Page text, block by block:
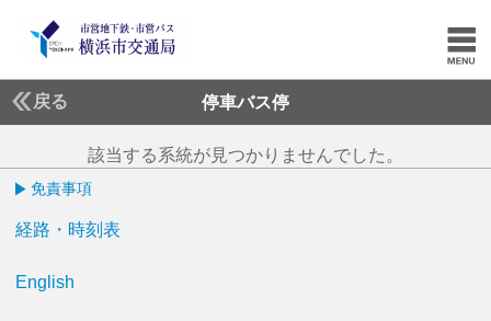
戻る 停車バス停
該当する系統が見つかりませんでした。
免責事項
経路・時刻表
English